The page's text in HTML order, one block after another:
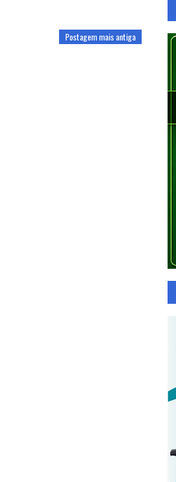
Postagem mais antiga